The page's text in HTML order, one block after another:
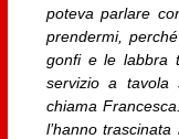
poteva parlare
prendermi,
gonfi e le labbra
servizio a tavola
chiama
l’hanno